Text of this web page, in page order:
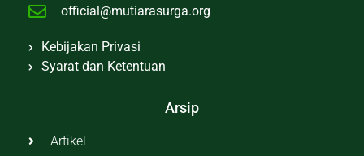
official@mutiarasurga.org
Kebijakan Privasi
Syarat dan Ketentuan
Arsip
Artikel